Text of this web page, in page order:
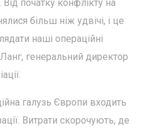
початку конфлікту на
більш ніж удвічі, і це
наші операційні
Ланг, генеральний директор
галузь Європи входить
Витрати скорочують, де